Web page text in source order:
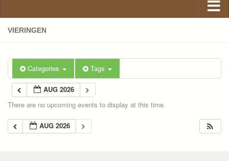
VIERINGEN
Categories Tags
AUG 2026
There are no upcoming events to display at this time.
AUG 2026